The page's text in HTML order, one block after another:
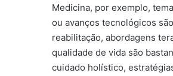
Medicina, por exemplo,
ou avanços tecnológicos
reabilitação, abordagens
qualidade de vida são
cuidado holístico,